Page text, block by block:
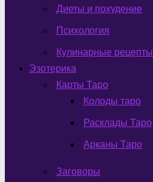
Диеты и похудение
Психология
Кулинарные рецепты
Эзотерика
Карты Таро
Колоды таро
Расклады Таро
Арканы Таро
Заговоры